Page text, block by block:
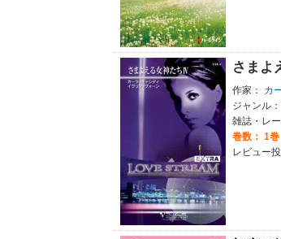
さまよ
作家： カ
ジャンル：
雑誌・レー
巻数： 1巻
レビュー